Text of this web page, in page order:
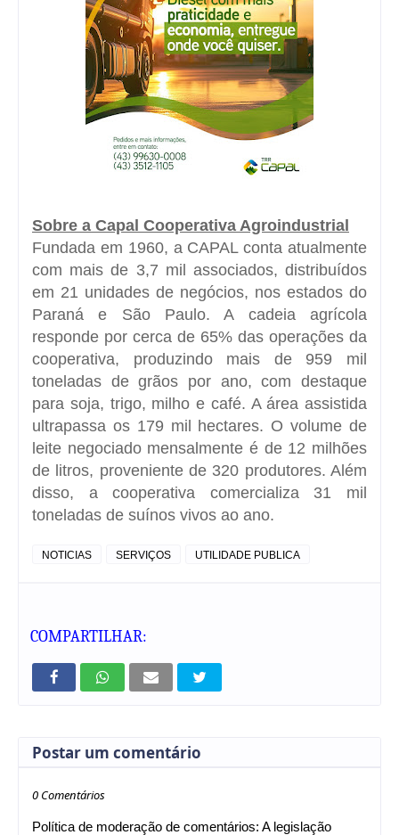
Sobre a Capal Cooperativa Agroindustrial
Fundada em 1960, a CAPAL conta atualmente
com mais de 3,7 mil associados, distribuídos
em 21 unidades de negócios, nos estados do
Paraná e São Paulo. A cadeia agrícola
responde por cerca de 65% das operações da
cooperativa, produzindo mais de 959 mil
toneladas de grãos por ano, com destaque
para soja, trigo, milho e café. A área assistida
ultrapassa os 179 mil hectares. O volume de
leite negociado mensalmente é de 12 milhões
de litros, proveniente de 320 produtores. Além
disso, a cooperativa comercializa 31 mil
toneladas de suínos vivos ao ano.
NOTICIAS SERVIÇOS UTILIDADE PUBLICA
COMPARTILHAR:
Postar um comentário
0 Comentários
Política de moderação de comentários: A legislação